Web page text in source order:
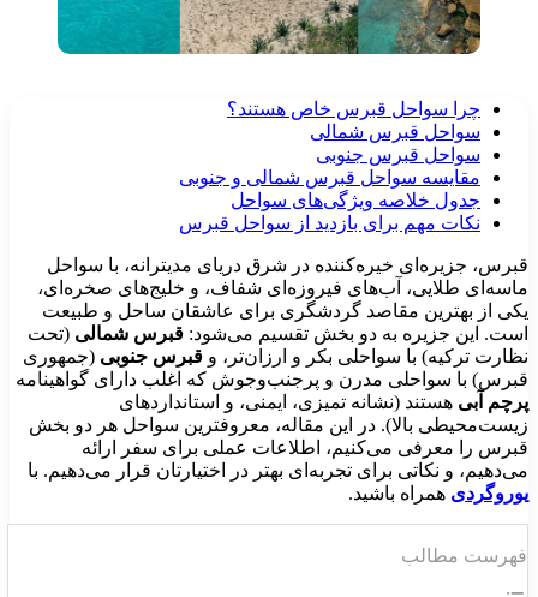
چرا سواحل قبرس خاص هستند؟
سواحل قبرس شمالی
سواحل قبرس جنوبی
مقایسه سواحل قبرس شمالی و جنوبی
جدول خلاصه ویژگی‌های سواحل
نکات مهم برای بازدید از سواحل قبرس
جزیره‌ای خیره‌کننده در شرق دریای مدیترانه، با سواحل
طلایی، آب‌های فیروزه‌ای شفاف، و خلیج‌های صخره‌ای،
از بهترین مقاصد گردشگری برای عاشقان ساحل و طبیعت
این جزیره به دو بخش تقسیم می‌شود:قبرس شمالی(تحت
ترکیه) با سواحلی بکر و ارزان‌تر، و قبرس جنوبی(جمهوری
با سواحلی مدرن و پرجنب‌وجوش که اغلب دارای گواهینامه
آبی هستند (نشانه تمیزی، ایمنی، و استانداردهای
بالا). در این مقاله، معروفترین سواحل هر دو بخش
را معرفی می‌کنیم، اطلاعات عملی برای سفر ارائه
و نکاتی برای تجربه‌ای بهتر در اختیارتان قرار می‌دهیم. با
همراه باشید.
مطالب